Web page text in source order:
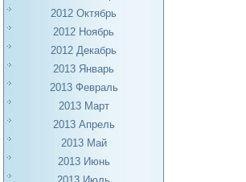
2012 Октябрь
2012 Ноябрь
2012 Декабрь
2013 Январь
2013 Февраль
2013 Март
2013 Апрель
2013 Май
2013 Июнь